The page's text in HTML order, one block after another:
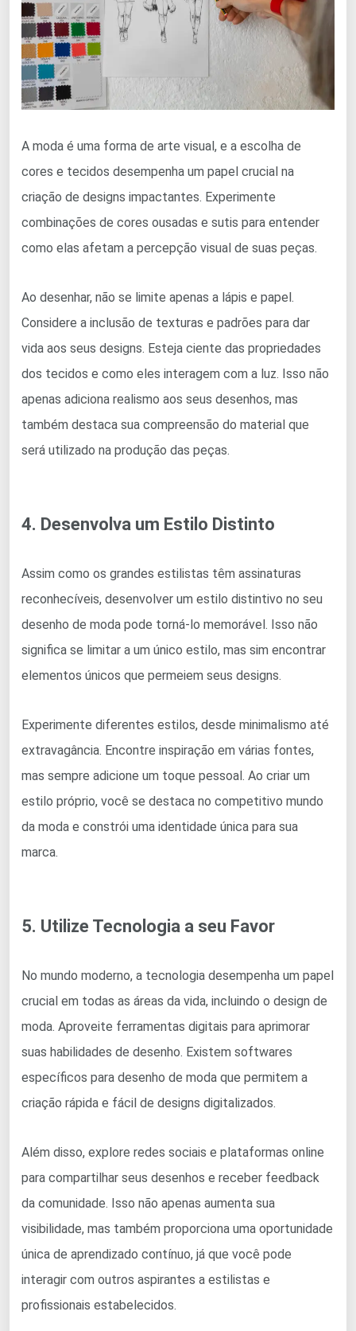
A moda é uma forma de arte visual, e a escolha de
cores e tecidos desempenha um papel crucial na
criação de designs impactantes. Experimente
combinações de cores ousadas e sutis para entender
como elas afetam a percepção visual de suas peças.
Ao desenhar, não se limite apenas a lápis e papel.
Considere a inclusão de texturas e padrões para dar
vida aos seus designs. Esteja ciente das propriedades
dos tecidos e como eles interagem com a luz. Isso não
apenas adiciona realismo aos seus desenhos, mas
também destaca sua compreensão do material que
será utilizado na produção das peças.
4. Desenvolva um Estilo Distinto
Assim como os grandes estilistas têm assinaturas
reconhecíveis, desenvolver um estilo distintivo no seu
desenho de moda pode torná-lo memorável. Isso não
significa se limitar a um único estilo, mas sim encontrar
elementos únicos que permeiem seus designs.
Experimente diferentes estilos, desde minimalismo até
extravagância. Encontre inspiração em várias fontes,
mas sempre adicione um toque pessoal. Ao criar um
estilo próprio, você se destaca no competitivo mundo
da moda e constrói uma identidade única para sua
marca.
5. Utilize Tecnologia a seu Favor
No mundo moderno, a tecnologia desempenha um papel
crucial em todas as áreas da vida, incluindo o design de
moda. Aproveite ferramentas digitais para aprimorar
suas habilidades de desenho. Existem softwares
específicos para desenho de moda que permitem a
criação rápida e fácil de designs digitalizados.
Além disso, explore redes sociais e plataformas online
para compartilhar seus desenhos e receber feedback
da comunidade. Isso não apenas aumenta sua
visibilidade, mas também proporciona uma oportunidade
única de aprendizado contínuo, já que você pode
interagir com outros aspirantes a estilistas e
profissionais estabelecidos.